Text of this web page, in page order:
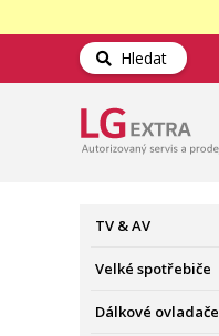
Hledat
TV & AV
Velké spotřebiče
Dálkové ovladače